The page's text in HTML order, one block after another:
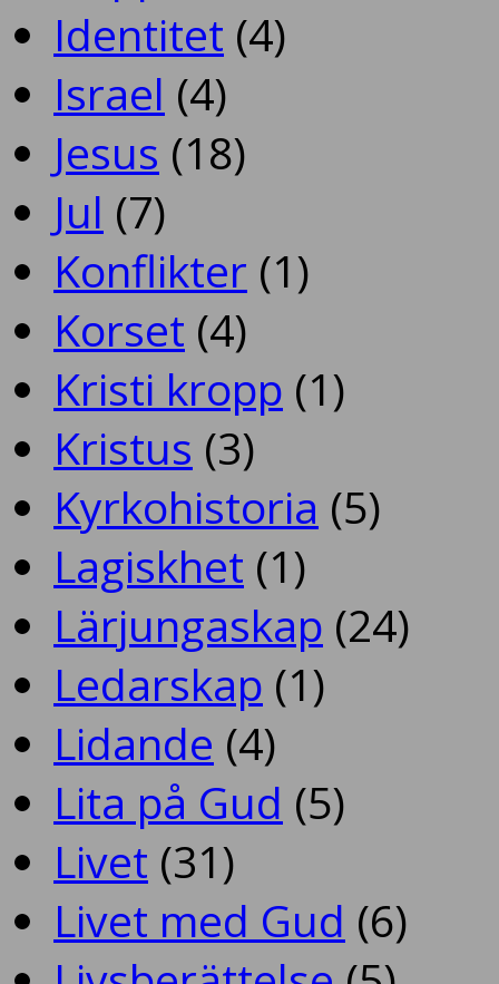
Identitet (4)
Israel (4)
Jesus (18)
Jul (7)
Konflikter (1)
Korset (4)
Kristi kropp (1)
Kristus (3)
Kyrkohistoria (5)
Lagiskhet (1)
Lärjungaskap (24)
Ledarskap (1)
Lidande (4)
Lita på Gud (5)
Livet (31)
Livet med Gud (6)